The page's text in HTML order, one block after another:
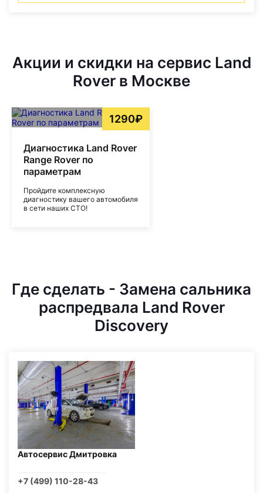
Акции и скидки на сервис Land
Rover в Москве
1290₽
Диагностика Land Rover
Range Rover по
параметрам
Пройдите комплексную
диагностику вашего автомобиля
в сети наших СТО!
Где сделать - Замена сальника
распредвала Land Rover
Discovery
Автосервис Дмитровка
+7 (499) 110-28-43